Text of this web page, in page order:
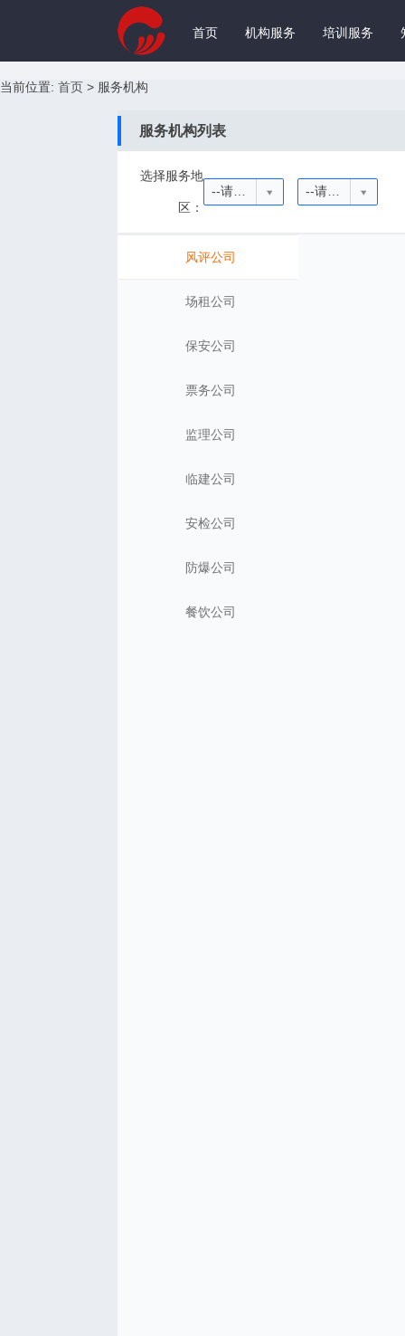
首页 机构服务 培训服务
当前位置: 首页 > 服务机构
服务机构列表
选择服务地
区：
--请选择省份-- --请选择城市--
风评公司
场租公司
保安公司
票务公司
监理公司
临建公司
安检公司
防爆公司
餐饮公司